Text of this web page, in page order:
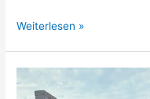
The
Weiterlesen »